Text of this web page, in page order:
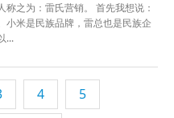
称之为：雷氏营销。 首先我想说：
小米是民族品牌，雷总也是民族企
...
4
5